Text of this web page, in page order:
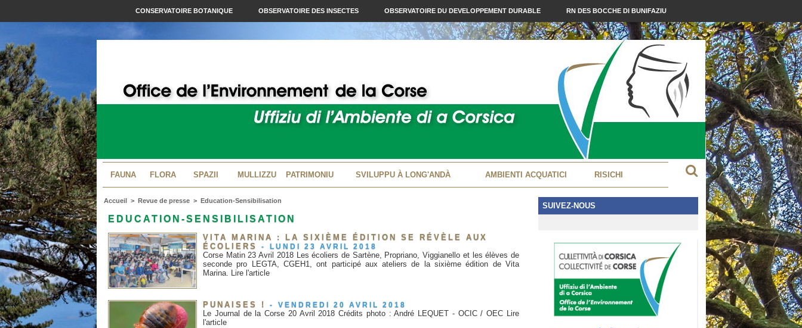
CONSERVATOIRE BOTANIQUE OBSERVATOIRE DES INSECTES OBSERVATOIRE DU DEVELOPPEMENT DURABLE RN DES BOCCHE DI BUNIFAZIU
FAUNA FLORA SPAZII MULLIZZU PATRIMONIU SVILUPPU À LONG'ANDÀ AMBIENTI ACQUATICI RISICHI
Accueil > Revue de presse > Education-Sensibilisation
EDUCATION-SENSIBILISATION
VITA MARINA : LA SIXIÈME ÉDITION SE RÉVÈLE AUX
ÉCOLIERS
- LUNDI 23 AVRIL 2018
Corse Matin 23 Avril 2018 Les écoliers de Sartène, Propriano, Viggianello et les élèves de
seconde pro LEGTA, CGEH1, ont participé aux ateliers de la sixième édition de Vita
Marina. Lire l'article
PUNAISES ! - VENDREDI 20 AVRIL 2018
Le Journal de la Corse 20 Avril 2018 Crédits photo : André LEQUET - OCIC / OEC Lire
l'article
SUIVEZ-NOUS